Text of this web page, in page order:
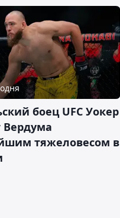
боец UFC Уокер
Вердума
тяжеловесом в